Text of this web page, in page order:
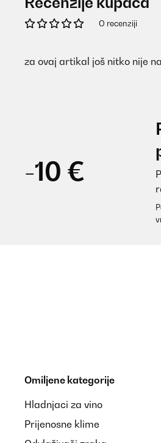
O recenziji
za ovaj artikal još nitko nije
-10 €
Omiljene kategorije
Hladnjaci za vino
Prijenosne klime